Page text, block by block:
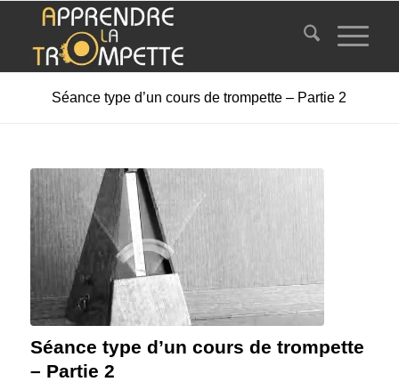
Séance type d’un cours de trompette – Partie 2
Séance type d’un cours de trompette
– Partie 2